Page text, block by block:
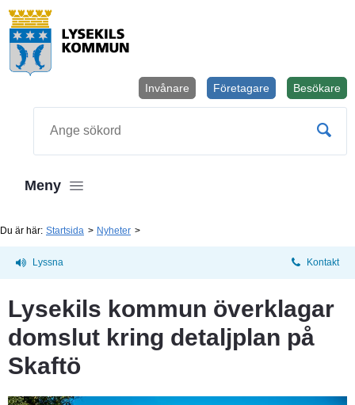
Besökare
Företagare
Invånare
Meny
Du är här: Startsida Nyheter
Lyssna Kontakt
Lysekils kommun överklagar
domslut kring detaljplan på
Skaftö